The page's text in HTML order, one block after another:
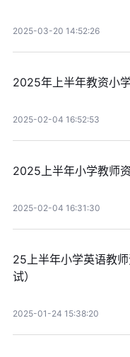
2025-03-20 14:52:26
2025年上半年教资小
2025-02-04 16:52:53
2025上半年小学教师
2025-02-04 16:31:30
25上半年小学英语教
试）
2025-01-24 15:38:20